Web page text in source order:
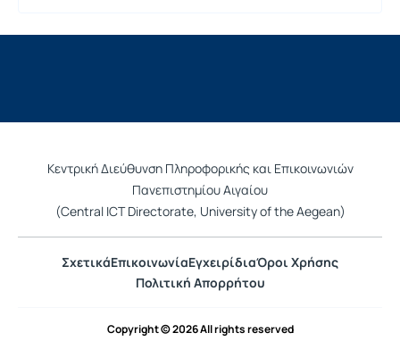
Κεντρική Διεύθυνση Πληροφορικής και Επικοινωνιών
Πανεπιστημίου Αιγαίου
(Central ICT Directorate, University of the Aegean)
ΣχετικάΕπικοινωνίαΕγχειρίδιαΌροι Χρήσης
Πολιτική Απορρήτου
Copyright © 2026 All rights reserved